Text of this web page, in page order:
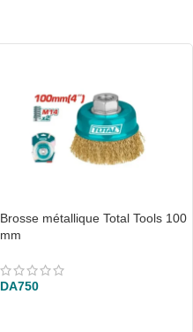
Brosse métallique Total Tools 100
mm
DA750